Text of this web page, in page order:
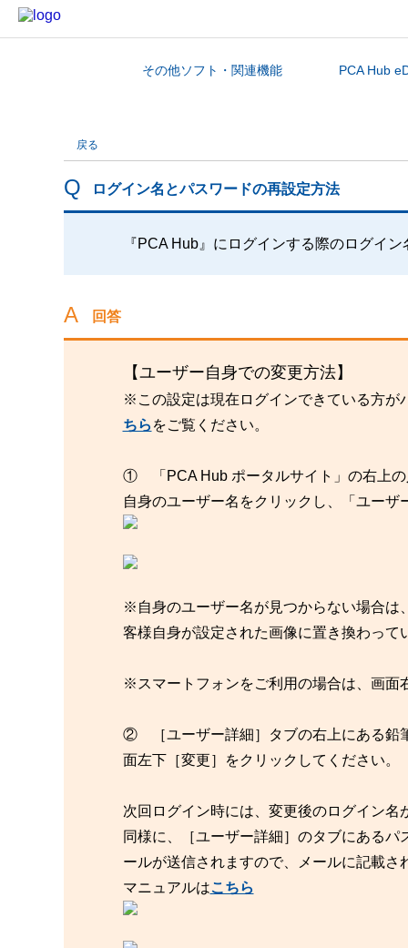
カテゴリから探すその他ソフト・関連機能 PCA Hub
戻る
ログイン名とパスワードの再設定方法
『PCA Hub』にログインする際のログイ
回答
【ユーザー自身での変更方法】
※この設定は現在ログインできている方が
ちら をご覧ください。
① 「PCA Hub ポータルサイト」の右上の
自身のユーザー名をクリックし、「ユーザ
※自身のユーザー名が見つからない場合は
客様自身が設定された画像に置き換わって
※スマートフォンをご利用の場合は、画面
② ［ユーザー詳細］タブの右上にある鉛
面左下［変更］をクリックしてください。
次回ログイン時には、変更後のログイン
同様に、［ユーザー詳細］のタブにある
ールが送信されますので、メールに記載
マニュアルはこちら